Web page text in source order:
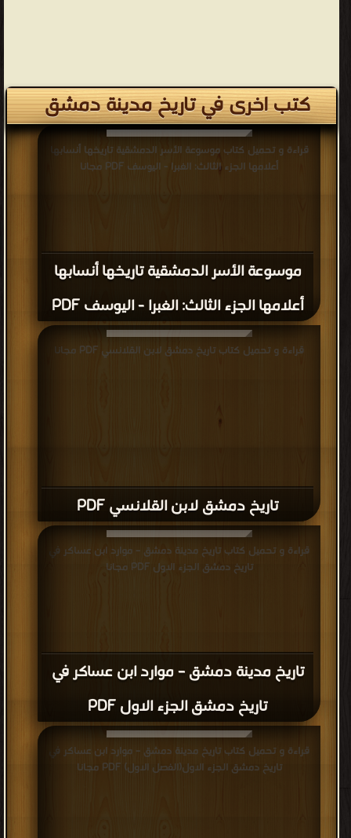
كتب اخرى في تاريخ مدينة دمشق
موسوعة الأسر الدمشقية تاريخها أنسابها
أعلامها الجزء الثالث: الغبرا - اليوسف PDF
قراءة و تحميل كتاب موسوعة الأسر الدمشقية تاريخها أنسابها
أعلامها الجزء الثالث: الغبرا - اليوسف PDF مجانا
تاريخ دمشق لابن القلانسي PDF
قراءة و تحميل كتاب تاريخ دمشق لابن القلانسي PDF مجانا
تاريخ مدينة دمشق – موارد ابن عساكر في
تاريخ دمشق الجزء الاول PDF
قراءة و تحميل كتاب تاريخ مدينة دمشق – موارد ابن عساكر في
تاريخ دمشق الجزء الاول PDF مجانا
قراءة و تحميل كتاب تاريخ مدينة دمشق – موارد ابن عساكر في
تاريخ دمشق الجزء الاول(الفصل الاول) PDF مجانا